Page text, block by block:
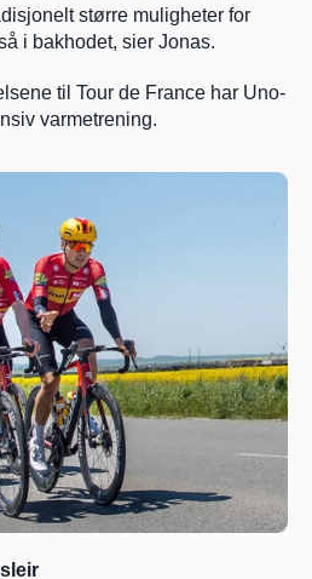
større muligheter for
i bakhodet, sier Jonas.
til Tour de France har Uno-
varmetrening.